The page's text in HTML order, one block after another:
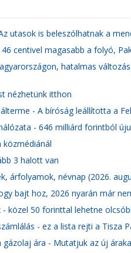
utasok is beleszólhatnak a
centivel magasabb a folyó,
hatalmas
nézhetünk itthon
- A bíróság leállította a
- 646 milliárd forintból
közmédiánál
3 halott van
árfolyamok, névnap (2026.
bajt hoz, 2026 nyarán már
közel 50 forinttal lehetne
- ez a lista rejti a Tisza
gázolaj ára - Mutatjuk az új